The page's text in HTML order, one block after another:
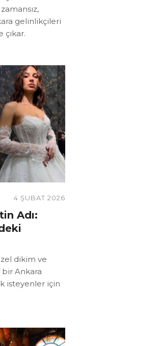
gelinlikçileri
çıkar.
4 ŞUBAT 2026
Adı:
dikim ve
bir Ankara
isteyenler için